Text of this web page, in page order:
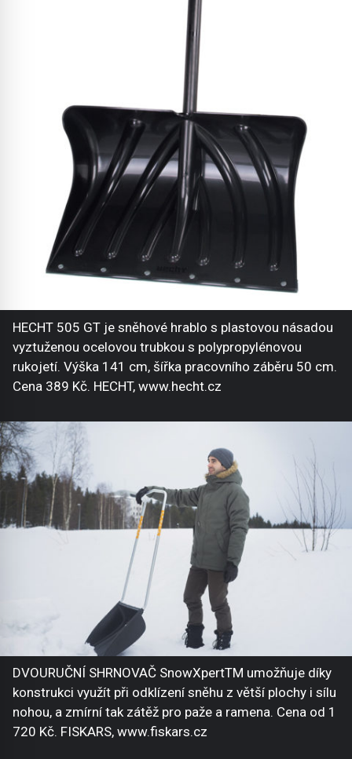
HECHT 505 GT je sněhové hrablo s plastovou násadou
vyztuženou ocelovou trubkou s polypropylénovou
rukojetí. Výška 141 cm, šířka pracovního záběru 50 cm.
Cena 389 Kč. HECHT, www.hecht.cz
DVOURUČNÍ SHRNOVAČ SnowXpertTM umožňuje díky
konstrukci využít při odklízení sněhu z větší plochy i sílu
nohou, a zmírní tak zátěž pro paže a ramena. Cena od 1
720 Kč. FISKARS, www.fiskars.cz